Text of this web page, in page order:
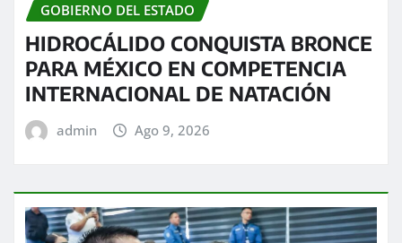
GOBIERNO DEL ESTADO
HIDROCÁLIDO CONQUISTA BRONCE
PARA MÉXICO EN COMPETENCIA
INTERNACIONAL DE NATACIÓN
admin Ago 9, 2026